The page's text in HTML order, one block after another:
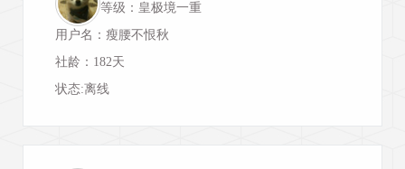
等级：皇极境一重
用户名：瘦腰不恨秋
社龄：182天
状态:离线